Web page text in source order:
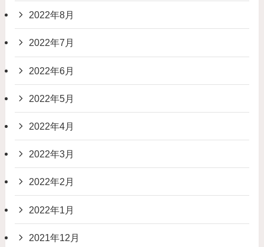
2022年8月
2022年7月
2022年6月
2022年5月
2022年4月
2022年3月
2022年2月
2022年1月
2021年12月